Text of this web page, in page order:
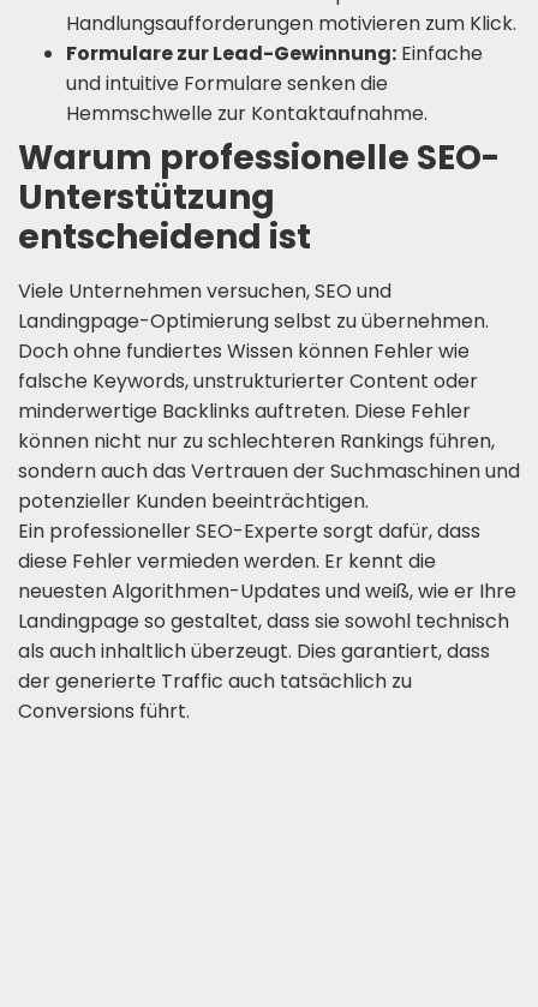
Handlungsaufforderungen motivieren zum Klick.
Formulare zur Lead-Gewinnung: Einfache
und intuitive Formulare senken die
Hemmschwelle zur Kontaktaufnahme.
Warum professionelle SEO-
Unterstützung
entscheidend ist
Viele Unternehmen versuchen, SEO und
Landingpage-Optimierung selbst zu übernehmen.
Doch ohne fundiertes Wissen können Fehler wie
falsche Keywords, unstrukturierter Content oder
minderwertige Backlinks auftreten. Diese Fehler
können nicht nur zu schlechteren Rankings führen,
sondern auch das Vertrauen der Suchmaschinen und
potenzieller Kunden beeinträchtigen.
Ein professioneller SEO-Experte sorgt dafür, dass
diese Fehler vermieden werden. Er kennt die
neuesten Algorithmen-Updates und weiß, wie er Ihre
Landingpage so gestaltet, dass sie sowohl technisch
als auch inhaltlich überzeugt. Dies garantiert, dass
der generierte Traffic auch tatsächlich zu
Conversions führt.